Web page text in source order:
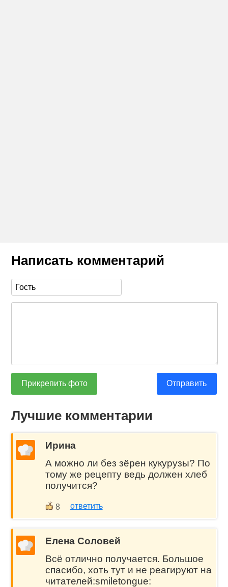
Написать комментарий
Прикрепить фото Отправить
Лучшие комментарии
Ирина
А можно ли без зёрен кукурузы? По
тому же рецепту ведь должен хлеб
получится?
8 ответить
Елена Соловей
Всё отлично получается. Большое
спасибо, хоть тут и не реагируют на
читателей:smiletongue: